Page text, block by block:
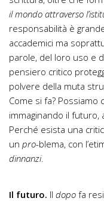
il mondo attraverso
responsabilità è
accademici ma
parole, del loro uso e
pensiero critico
polvere della muta
Come si fa?
immaginando il futuro,
Perché esista una
un pro-blema, con
dinnanzi.
Il futuro. Il dopo fa